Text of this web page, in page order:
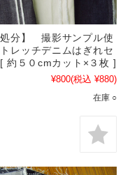
処分】 撮影サンプル使
レッチデニムはぎれセ
５０cmカット×３枚 ]
¥800(税込 ¥880)
在庫 ○